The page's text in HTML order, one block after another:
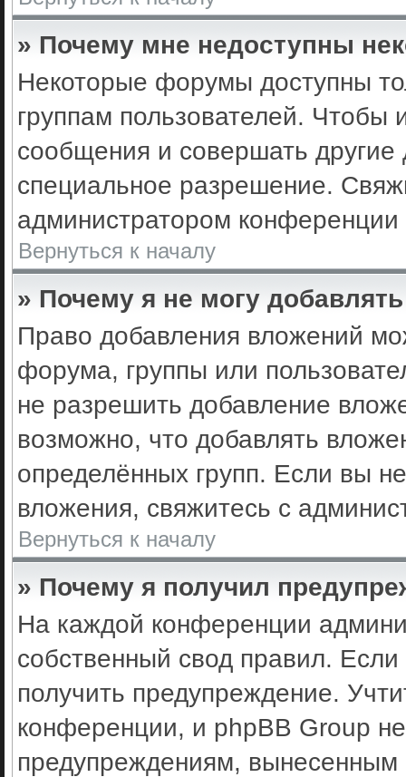
» Почему мне недоступны
Некоторые форумы доступны
группам пользователей. Чтобы
сообщения и совершать
специальное разрешение.
администратором
Вернуться к началу
» Почему я не могу
Право добавления вложений
форума, группы или
не разрешить добавление
возможно, что добавлять
определённых групп. Если вы
вложения, свяжитесь с
Вернуться к началу
» Почему я получил
На каждой конференции
собственный свод правил.
получить предупреждение.
конференции, и phpBB Group
предупреждениям, вынесенным